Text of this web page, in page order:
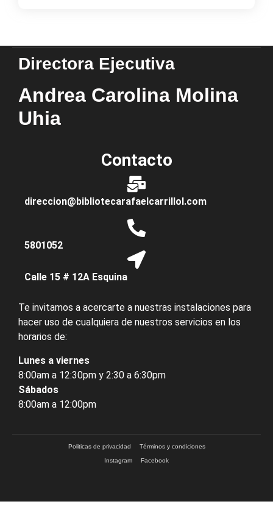
Directora Ejecutiva
Andrea Carolina Molina
Uhia
Contacto
direccion@bibliotecarafaelcarrillol.com
5801052
Calle 15 # 12A Esquina
Te invitamos a acercarte a nuestras instalaciones para
hacer uso de cualquiera de nuestros servicios en los
horarios de:
Lunes a viernes
8:00am a 12:30pm y 2:30 a 6:30pm
Sábados
8:00am a 12:00pm
Politicas de privacidad Términos y condiciones
Instagram Facebook